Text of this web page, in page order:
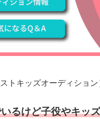
トキッズオーディション
るけど子役やキッ